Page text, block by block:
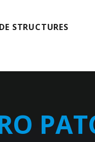
STRUCTURES